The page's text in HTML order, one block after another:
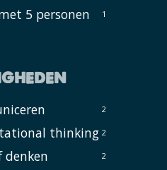
5 personen 1
2
thinking 2
denken 2